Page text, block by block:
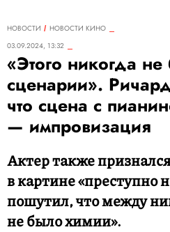
НОВОСТИ
НОВОСТИ КИНО
03.09.2024, 13:32
«Этого никогда
сценарии».
что сцена с
— импровизация
Актер также
в картине «преступно
пошутил, что между
не было химии».